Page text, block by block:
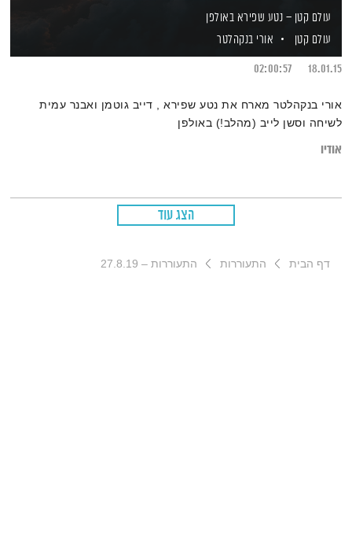
עולם קטן – נטע שפירא באולפן
עולם קטן
אורי בנקהלטר
18.01.15
02:00:57
אורי בנקהלטר מארח את נטע שפירא , דייב גוטמן ואבנר עמית
לשיחה וסשן לייב (מהלב!) באולפן
אודיו
הצג עוד
דף הבית התעוררות התעוררות – 27.8.19